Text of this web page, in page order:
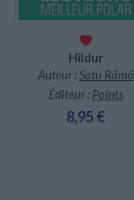
Hildur
Auteur :Satu Rämö
Éditeur : Points
8,95 €